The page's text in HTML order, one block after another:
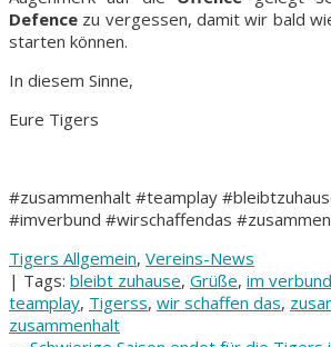
Defence zu vergessen, damit wir bald
starten können.
In diesem Sinne,
Eure Tigers
#zusammenhalt #teamplay
#imverbund #wirschaffendas
Tigers Allgemein, Vereins-News
| Tags: bleibt zuhause, Grüße, im verbund
teamplay, Tigerss, wir schaffen das,
zusammenhalt